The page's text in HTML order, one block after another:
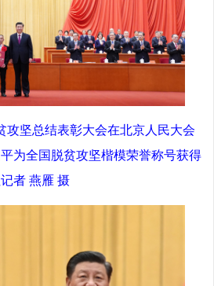
攻坚总结表彰大会在北京人民大会
为全国脱贫攻坚楷模荣誉称号获得
者 燕雁 摄